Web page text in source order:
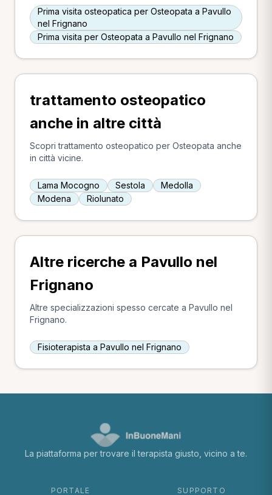
Prima visita osteopatica per Osteopata a Pavullo
nel Frignano
Prima visita per Osteopata a Pavullo nel Frignano
trattamento osteopatico
anche in altre città
Scopri trattamento osteopatico per Osteopata anche
in città vicine.
Lama Mocogno Sestola
Medolla
Modena
Riolunato
Altre ricerche a Pavullo nel
Frignano
Altre specializzazioni spesso cercate a Pavullo nel
Frignano.
Fisioterapista a Pavullo nel Frignano
La piattaforma per trovare il terapista giusto, vicino a te.
PORTALE SUPPORTO